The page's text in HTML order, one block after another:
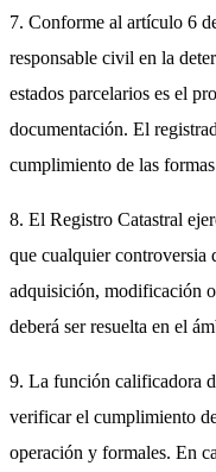
7. Conforme al artículo 6
responsable civil en la
estados parcelarios es el
documentación. El
cumplimiento de las
8. El Registro Catastral
que cualquier controversia
adquisición, modificación
deberá ser resuelta en el
9. La función calificadora
verificar el cumplimiento
operación y formales. En